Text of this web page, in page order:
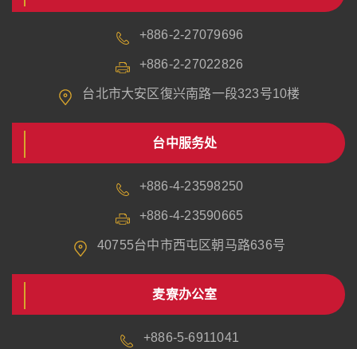
+886-2-27079696
+886-2-27022826
台北市大安区復兴南路一段323号10楼
台中服务处
+886-4-23598250
+886-4-23590665
40755台中市西屯区朝马路636号
麦寮办公室
+886-5-6911041